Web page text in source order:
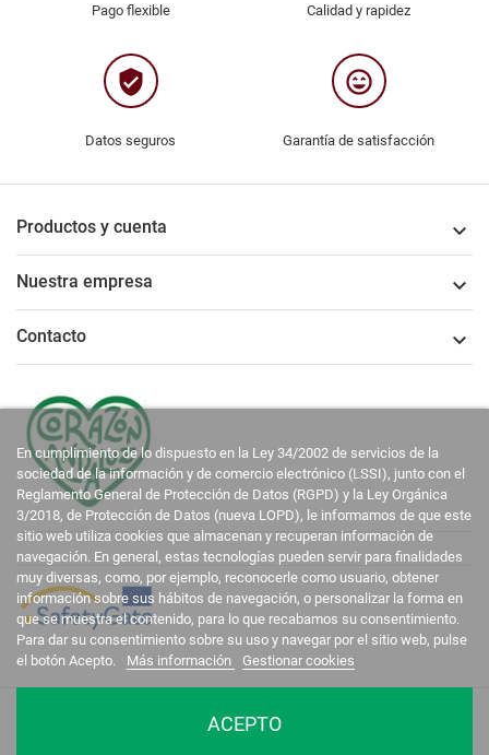
Pago flexible Calidad y rapidez
verified_user
Datos seguros
sentiment_very_satisfied
Garantía de satisfacción
Productos y cuenta 
Nuestra empresa 
Contacto 
En cumplimiento de lo dispuesto en la Ley 34/2002 de servicios de la
sociedad de la información y de comercio electrónico (LSSI), junto con el
Reglamento General de Protección de Datos (RGPD) y la Ley Orgánica
3/2018, de Protección de Datos (nueva LOPD), le informamos de que este
sitio web utiliza cookies que almacenan y recuperan información de
navegación. En general, estas tecnologías pueden servir para finalidades
muy diversas, como, por ejemplo, reconocerle como usuario, obtener
información sobre sus hábitos de navegación, o personalizar la forma en
que se muestra el contenido, para lo que recabamos su consentimiento.
Para dar su consentimiento sobre su uso y navegar por el sitio web, pulse
el botón Acepto.
Más información Gestionar cookies
ACEPTO
La Casa del Recreador © 2020-2026. Todos los derechos reservados.